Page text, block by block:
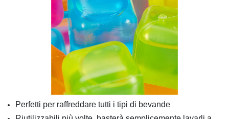
Perfetti per raffreddare tutti i tipi di bevande